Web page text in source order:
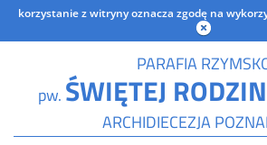
korzystanie z witryny oznacza zgodę na
PARAFIA
pw. ŚWIĘTEJ
ARCHIDIECEZJA